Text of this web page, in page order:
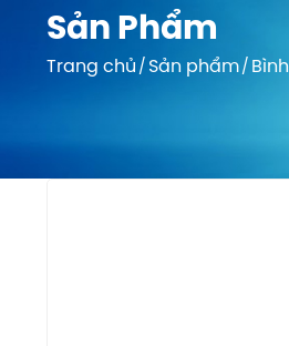
Sản Phẩm
Trang chủ Sản phẩm